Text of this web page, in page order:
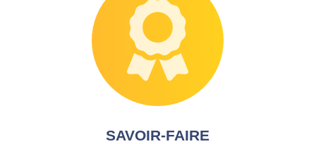
SAVOIR-FAIRE